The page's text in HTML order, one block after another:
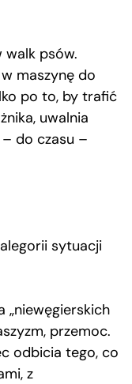
psów.
maszynę do
po to, by trafić
uwalnia
do czasu –
sytuacji
„niewęgierskich
przemoc.
odbicia tego, co
z